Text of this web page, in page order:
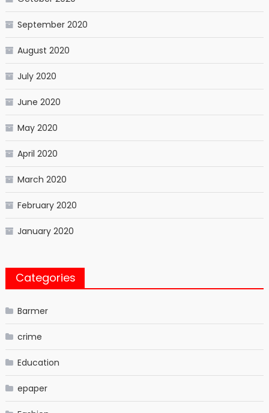
September 2020
August 2020
July 2020
June 2020
May 2020
April 2020
March 2020
February 2020
January 2020
Categories
Barmer
crime
Education
epaper